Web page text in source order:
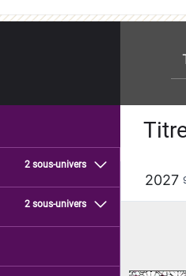
2 sous-univers
2 sous-univers
2027